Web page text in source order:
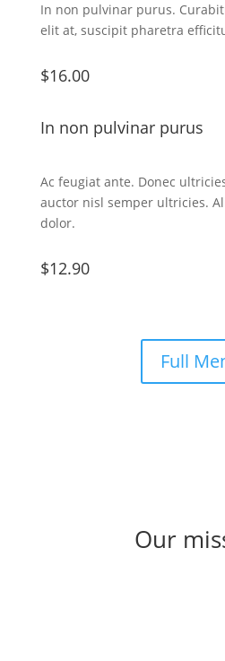
In non pulvinar purus.
elit at, suscipit pharetra
$16.00
In non pulvinar purus
Ac feugiat ante. Donec
auctor nisl semper ultricies.
dolor.
$12.90
Full
Our